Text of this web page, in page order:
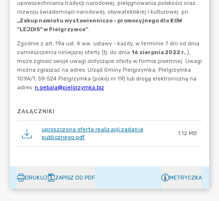
ZAŁĄCZNIKI
uproszczona oferta realizacji zadania
publicznego.pdf
1.12 MB
DRUKUJ ZAPISZ DO PDF METRYCZKA